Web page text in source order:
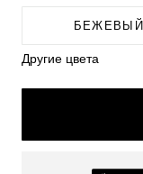
БЕЖЕВЫЙ
Другие цвета